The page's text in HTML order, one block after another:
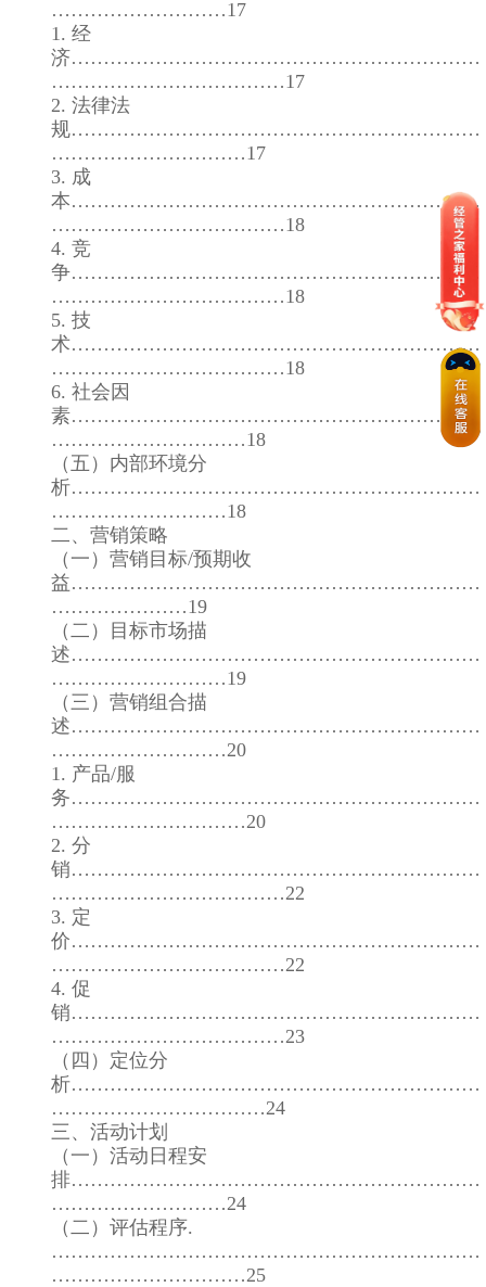
………………………17
1. 经
济………………………………………………………
………………………………17
2. 法律法
规………………………………………………………
…………………………17
3. 成
本………………………………………………………
………………………………18
4. 竞
争………………………………………………………
………………………………18
5. 技
术………………………………………………………
………………………………18
6. 社会因
素………………………………………………………
…………………………18
（五）内部环境分
析………………………………………………………
………………………18
二、营销策略
（一）营销目标/预期收
益………………………………………………………
…………………19
（二）目标市场描
述………………………………………………………
………………………19
（三）营销组合描
述………………………………………………………
………………………20
1. 产品/服
务………………………………………………………
…………………………20
2. 分
销………………………………………………………
………………………………22
3. 定
价………………………………………………………
………………………………22
4. 促
销………………………………………………………
………………………………23
（四）定位分
析………………………………………………………
……………………………24
三、活动计划
（一）活动日程安
排………………………………………………………
………………………24
（二）评估程序.
…………………………………………………………
…………………………25